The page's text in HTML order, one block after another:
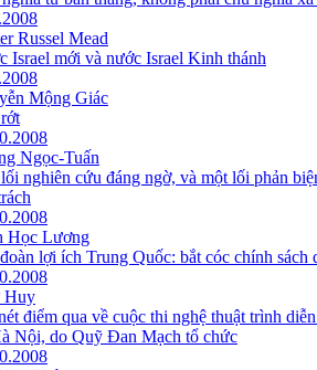
Russel Mead
Israel mới và nước Israel Kinh thánh
Mộng Giác
Ngọc-Tuấn
nghiên cứu đáng ngờ, và một lối phản
Học Lương
lợi ích Trung Quốc: bắt cóc chính sách
Huy
điểm qua về cuộc thi nghệ thuật trình
Nội, do Quỹ Đan Mạch tổ chức